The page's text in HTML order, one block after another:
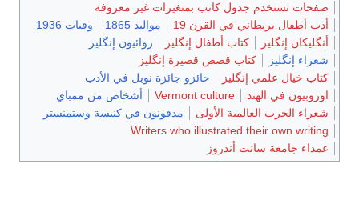
صفحات تستخدم جدول كاتب بمتغيرات غير معروفة
أدب أطفال بريطاني في القرن 19
مواليد 1865
وفيات 1936
أنگليكان إنگليز
كتاب أطفال إنگليز
روائيون إنگليز
شعراء إنگليز
كتاب قصص قصيرة إنگليز
كتاب خيال علمي إنگليز
حائزو جائزة نوبل في الأدب
اوروبيون في الهند
Vermont culture
أشخاص من ممباي
شعراء الحرب العالمية الأولى
مدفونون في كنيسة وستمنستر
Writers who illustrated their own writing
عمداء جامعة سانت أندروز